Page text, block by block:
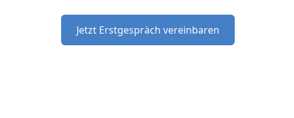
Jetzt Erstgespräch vereinbaren